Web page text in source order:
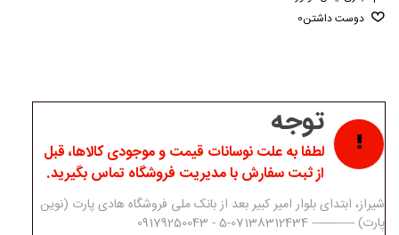
دوست داشتن0
توجه
لطفا به علت نوسانات قیمت و موجودی کالاها، قبل
از ثبت سفارش با مدیریت فروشگاه تماس بگیرید.
شیراز، ابتدای بلوار امیر کبیر بعد از بانک ملی فروشگاه هادی پارت (نوین
پارت) ------------ 07138312434-5 - 09179250043